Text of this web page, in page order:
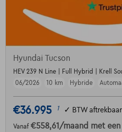
Hyundai Tucson
HEV 239 N Line | Full Hybrid | Krell
06/2026
10 km Hybride
€36.995 1 ✓ BTW aftrekbaar
Vanaf €558,61 /maand met